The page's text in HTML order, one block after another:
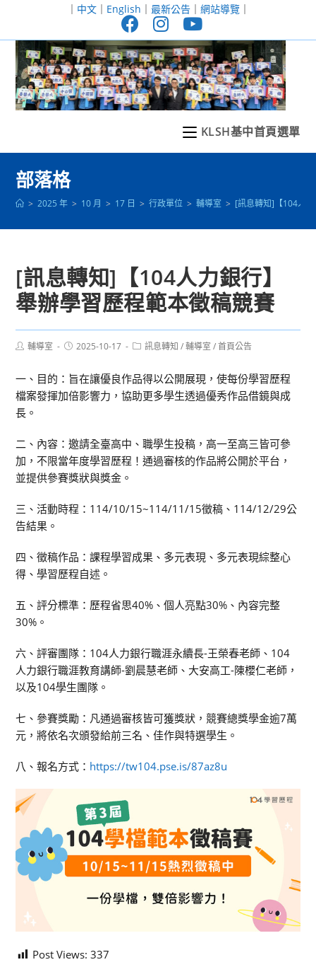
至
｜ 中文｜ English ｜ 最新公告｜ 網站導覽｜
KLSH基中首頁選單
部落格
> 2025 年 > 10 月 > 17 日 > 行政單位 > 輔導室 > [訊息轉知]【104人
[訊息轉知]【104人力銀行】
舉辦學習歷程範本徵稿競賽
Post輔導室
Post2025-10-17
Post訊息轉知 / 輔導室 / 首頁公告
一、目的：旨在讓優良作品得以公開展現，使每份學習歷程
檔案發揮加倍影響力，協助更多學生透過優秀作品借鏡與成
長。
二、內容：邀請全臺高中、職學生投稿，高一至高三皆可參
加，不限當年度學習歷程！通過審核的作品將公開於平台，
並提供參賽獎狀與獎金。
三、活動時程：114/10/15~114/11/15徵稿、114/12/29公
告結果。
四、徵稿作品：課程學習成果、多元表現、多元表現綜整心
得、學習歷程自述。
五、評分標準：歷程省思40%、個人亮點30%、內容完整
30%。
六、評審團隊：104人力銀行職涯永續長-王榮春老師、104
人力銀行職涯教育講師-劉晨慧老師、大安高工-陳櫻仁老師，
以及104學生團隊。
七、參賽獎勵：凡通過審核皆可獲獎狀，競賽總獎學金逾7萬
元，將依名次頒發給前三名、佳作與特選學生。
八、報名方式： https://tw104.pse.is/87az8u
Post Views: 337